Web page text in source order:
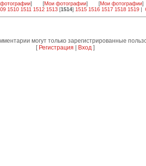
] [Мои фотографии] [Мои фотографии]
1510 1511 1512 1513[1514] 1515 1516 1517 1518 1519|
могут только зарегистрированные
[ Регистрация Вход]